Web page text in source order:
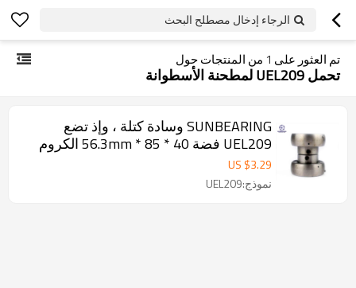
الرجاء إدخال مصطلح البحث
تم العثور على 1 من المنتجات حول
تحمل UEL209 لمطحنة الأسطوانة
SUNBEARING وسادة كتلة ، وإذ تضع
UEL209 فضة 40 * 85 * 56.3mm الكروم
الصلب GCR15
US $3.29
نموذج:UEL209